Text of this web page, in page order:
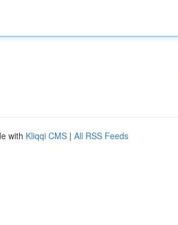
with Kliqqi CMS | All RSS Feeds